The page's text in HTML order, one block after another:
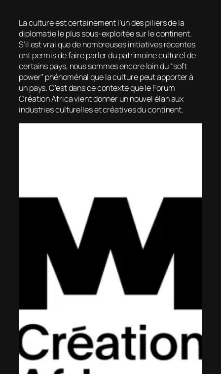
La culture est certainement l’un des piliers de la
diplomatie le plus sous-exploitée sur le continent.
S’il est vrai que de nombreuses initiatives récentes
ont permis de faire parler du patrimoine culturel de
certains pays, nous sommes encore loin du “soft
power” phénoménal que la culture peut apporter à
un pays. C’est dans ce contexte que le Forum
Création Africa vient donner un nouvel élan aux
industries culturelles et créatives du continent.